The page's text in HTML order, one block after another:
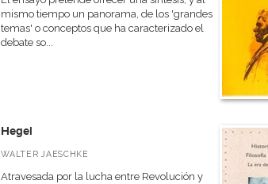
mismo tiempo un panorama, de los 'grandes
temas' o conceptos que ha caracterizado el
debate so...
Hegel
WALTER JAESCHKE
Atravesada por la lucha entre Revolución y